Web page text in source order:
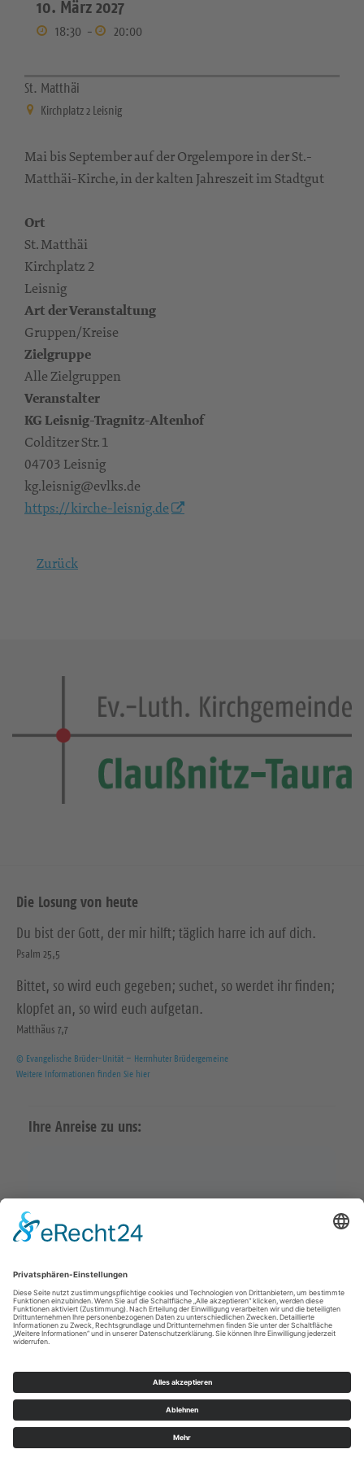
10. März 2027
18:30 - 20:00
St. Matthäi
Kirchplatz 2 Leisnig
Mai bis September auf der Orgelempore in der St.-
Matthäi-Kirche, in der kalten Jahreszeit im Stadtgut
Ort
St. Matthäi
Kirchplatz 2
Leisnig
Art der Veranstaltung
Gruppen/Kreise
Zielgruppe
Alle Zielgruppen
Veranstalter
KG Leisnig-Tragnitz-Altenhof
Colditzer Str. 1
04703 Leisnig
kg.leisnig@evlks.de
https://kirche-leisnig.de
Zurück
Die Losung von heute
Du bist der Gott, der mir hilft; täglich harre ich auf dich.
Psalm 25,5
Bittet, so wird euch gegeben; suchet, so werdet ihr finden;
klopfet an, so wird euch aufgetan.
Matthäus 7,7
© Evangelische Brüder-Unität – Herrnhuter Brüdergemeine
Weitere Informationen finden Sie hier
Ihre Anreise zu uns:
Karte in Google Maps öffnen
© Ev.-Luth. Kirchgemeinde Claußnitz-Taura 2026